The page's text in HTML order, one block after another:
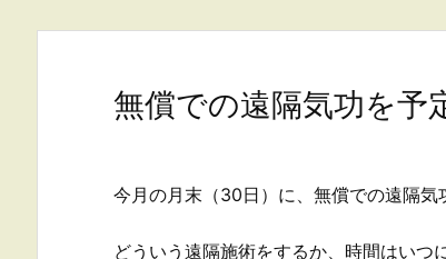
無償での遠隔気功を予
今月の月末（30日）に、無償での遠隔気
どういう遠隔施術をするか、時間はいつ